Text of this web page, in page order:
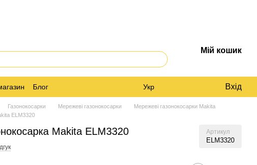
Мій кошик
Блог Укр Вхід
Газонокосарки Мережеві газонокосарки
Мережеві газонокосарки Makita
ELM3320
Makita ELM3320 Артикул
ELM3320